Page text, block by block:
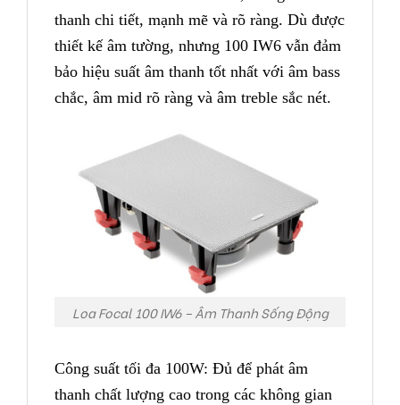
thanh chi tiết, mạnh mẽ và rõ ràng. Dù được
thiết kế âm tường, nhưng 100 IW6 vẫn đảm
bảo hiệu suất âm thanh tốt nhất với âm bass
chắc, âm mid rõ ràng và âm treble sắc nét.
Loa Focal 100 IW6 – Âm Thanh Sống Động
Công suất tối đa 100W: Đủ để phát âm
thanh chất lượng cao trong các không gian